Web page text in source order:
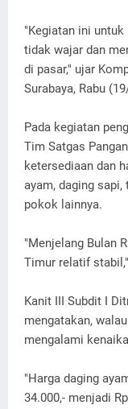
"Kegiatan ini
tidak wajar dan
di pasar," ujar
Surabaya, Rabu
Pada kegiatan
Tim Satgas
ketersediaan dan
ayam, daging sapi,
pokok lainnya.
"Menjelang Bulan
Timur relatif
Kanit III Subdit I
mengatakan,
mengalami
"Harga daging
34.000,- menjadi